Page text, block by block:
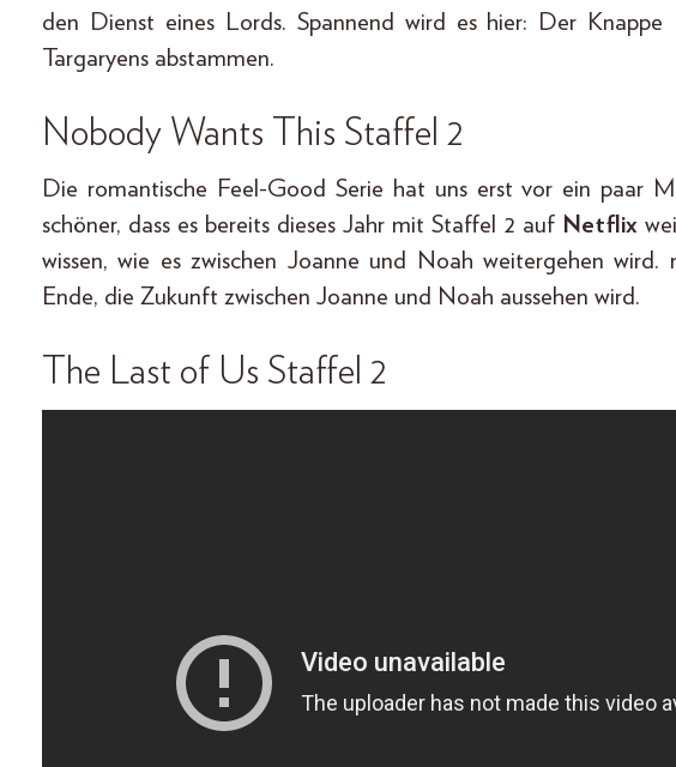
den Dienst eines Lords. Spannend wird es hier: Der
Targaryens abstammen.
Nobody Wants This Staffel 2
Die romantische Feel-Good Serie hat uns erst vor ein paar
schöner, dass es bereits dieses Jahr mit Staffel 2 auf Netflix
wissen, wie es zwischen Joanne und Noah weitergehen wird.
Ende, die Zukunft zwischen Joanne und Noah aussehen wird.
The Last of Us Staffel 2